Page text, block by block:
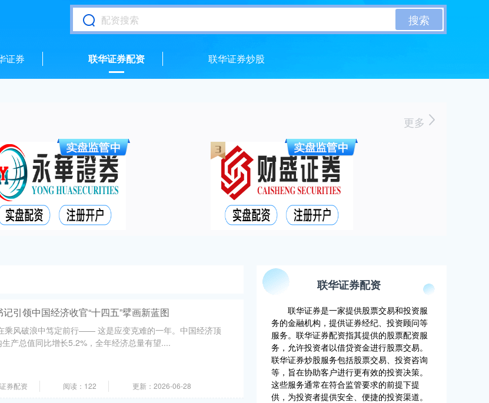
搜索
证券 联华证券配资 联华证券炒股
更多
引领中国经济收官“十四五”擘画新蓝图
乘风破浪中笃定前行—— 这是应变克难的一年。中国经济顶
产总值同比增长5.2%，全年经济总量有望....
券配资 阅读：122 更新：2026-06-28
联华证券配资
联华证券是一家提供股票交易和投资服
务的金融机构，提供证券经纪、投资顾问等
服务。联华证券配资指其提供的股票配资服
务，允许投资者以借贷资金进行股票交易。
联华证券炒股服务包括股票交易、投资咨询
等，旨在协助客户进行更有效的投资决策。
这些服务通常在符合监管要求的前提下提
供，为投资者提供安全、便捷的投资渠道。